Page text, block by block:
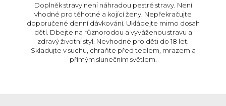
Doplněk stravy není náhradou pestré stravy. Není
vhodné pro těhotné a kojící ženy. Nepřekračujte
doporučené denní dávkování. Ukládejte mimo dosah
dětí. Dbejte na různorodou a vyváženou stravu a
zdravý životní styl. Nevhodné pro děti do 18 let.
Skladujte v suchu, chraňte před teplem, mrazem a
přímým slunečním světlem.